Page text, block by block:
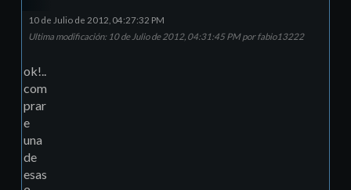
10 de Julio de 2012, 04:27:32 PM
Ultima modificación: 10 de Julio de 2012, 04:31:45 PM por fabio13222
ok!..
com
prar
e
una
de
esas